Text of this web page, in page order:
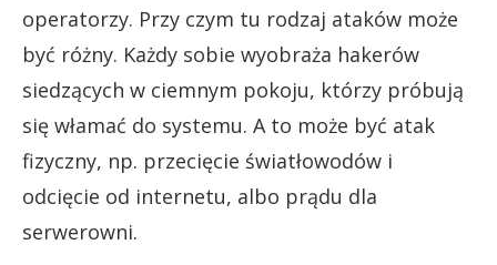
operatorzy. Przy czym tu rodzaj ataków może
być różny. Każdy sobie wyobraża hakerów
siedzących w ciemnym pokoju, którzy próbują
się włamać do systemu. A to może być atak
fizyczny, np. przecięcie światłowodów i
odcięcie od internetu, albo prądu dla
serwerowni.